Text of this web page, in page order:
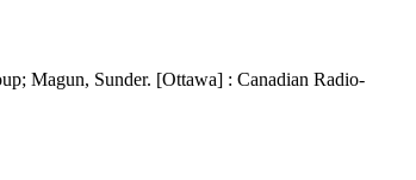
Magun, Sunder. [Ottawa] : Canadian Radio-